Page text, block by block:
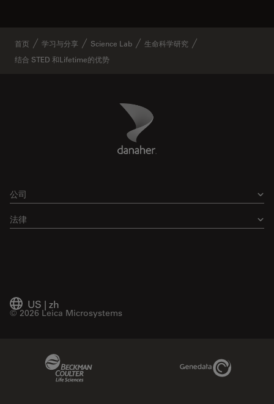
首页 学习与分享 Science Lab
生命科学研究
结合 STED 和Lifetime的优势
Danaher Logo
公司
法律
US | zh
© 2026 Leica Microsystems
Genedata Link